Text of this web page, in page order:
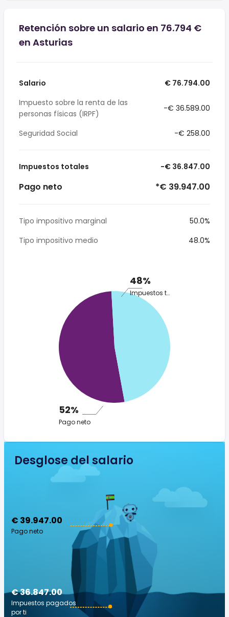
Retención sobre un salario en 76.794 €
en Asturias
Salario
€ 76.794.00
Impuesto sobre la renta de las
personas físicas (IRPF)
-€ 36.589.00
Seguridad Social -€ 258.00
Impuestos totales -€ 36.847.00
Pago neto *€ 39.947.00
Tipo impositivo marginal
50.0%
Tipo impositivo medio
48.0%
48%
Impuestos totales
52%
Pago neto
Desglose del salario
€ 39.947.00
Pago neto
€ 36.847.00
Impuestos pagados
por ti